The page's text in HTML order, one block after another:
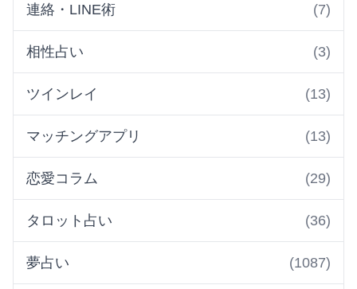
連絡・LINE術 (7)
相性占い (3)
ツインレイ (13)
マッチングアプリ (13)
恋愛コラム (29)
タロット占い (36)
夢占い (1087)